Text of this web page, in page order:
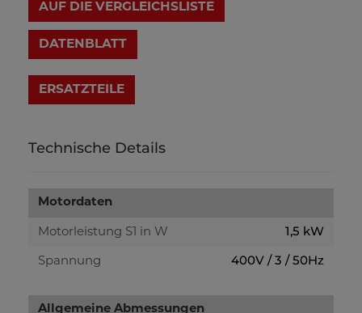
AUF DIE VERGLEICHSLISTE
DATENBLATT
Technische Details
Motordaten
Motorleistung S1 in W 1,5 kW
Spannung 400V / 3 / 50Hz
Allgemeine Abmessungen